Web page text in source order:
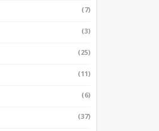
(7)
(3)
(25)
(11)
(6)
(37)